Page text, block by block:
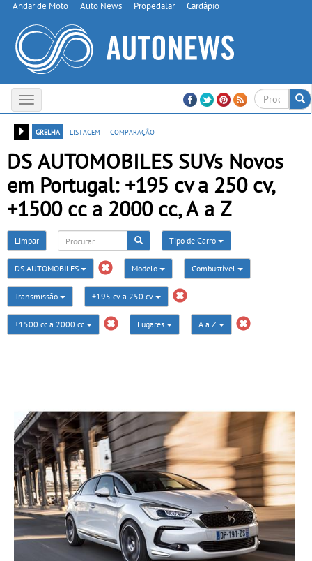
Andar de Moto Auto News Propedalar Cardápio
Toggle
navigation
grelha
listagem comparação
DS AUTOMOBILES SUVs Novos
em Portugal: +195 cv a 250 cv,
+1500 cc a 2000 cc, A a Z
Limpar Tipo de Carro
DS AUTOMOBILES Modelo Combustível
Transmissão +195 cv a 250 cv
+1500 cc a 2000 cc Lugares A a Z